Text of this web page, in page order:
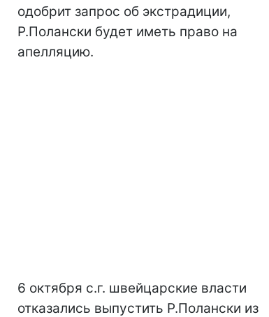
одобрит запрос об экстрадиции,
Р.Полански будет иметь право на
апелляцию.
6 октября с.г. швейцарские власти
отказались выпустить Р.Полански из